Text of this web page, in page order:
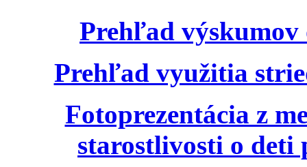
Prehľad výskumov
Prehľad využitia
Fotoprezentácia z
starostlivosti o deti